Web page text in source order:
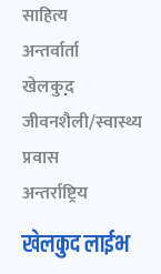
साहित्य
अन्तर्वार्ता
खेलकुद़़
जीवनशैली/स्वास्थ्य
प्रवास
अन्तर्राष्ट्रिय
खेलकुद लाईभ